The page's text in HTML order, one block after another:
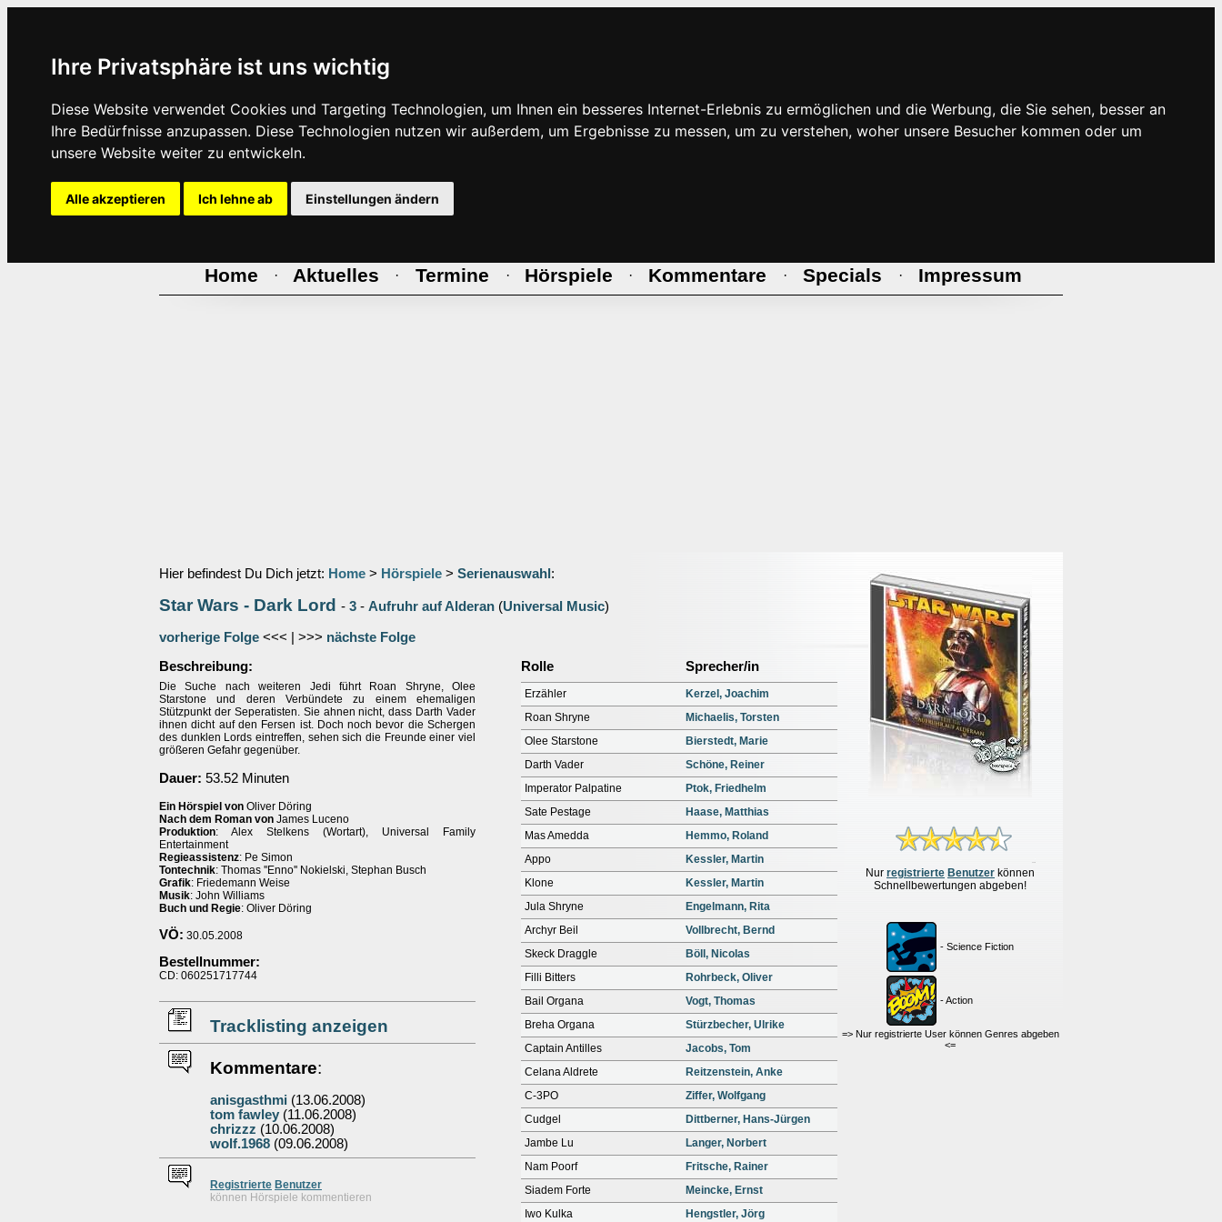
Ihre Privatsphäre ist uns wichtig
Diese Website verwendet Cookies und Targeting Technologien, um Ihnen ein besseres Internet-Erlebnis zu ermöglichen und die Werbung, die Sie sehen, besser an
Ihre Bedürfnisse anzupassen. Diese Technologien nutzen wir außerdem, um Ergebnisse zu messen, um zu verstehen, woher unsere Besucher kommen oder um
unsere Website weiter zu entwickeln.
Alle akzeptieren Ich lehne ab Einstellungen ändern
Home · Aktuelles · Termine · Hörspiele · Kommentare · Specials · Impressum
Hier befindest Du Dich jetzt: Home > Hörspiele > Serienauswahl :
Star Wars - Dark Lord - 3 - Aufruhr auf Alderan (Universal Music)
vorherige Folge <<< | >>> nächste Folge
Nur registrierte Benutzer können
Schnellbewertungen abgeben!
- Science Fiction
- Action
=> Nur registrierte User können Genres abgeben
<=
Beschreibung:
Die Suche nach weiteren Jedi führt Roan Shryne, Olee
Starstone und deren Verbündete zu einem ehemaligen
Stützpunkt der Seperatisten. Sie ahnen nicht, dass Darth Vader
ihnen dicht auf den Fersen ist. Doch noch bevor die Schergen
des dunklen Lords eintreffen, sehen sich die Freunde einer viel
größeren Gefahr gegenüber.
Dauer: 53.52 Minuten
Ein Hörspiel von Oliver Döring
Nach dem Roman von James Luceno
Produktion: Alex Stelkens (Wortart), Universal Family
Entertainment
Regieassistenz: Pe Simon
Tontechnik: Thomas ''Enno'' Nokielski, Stephan Busch
Grafik: Friedemann Weise
Musik: John Williams
Buch und Regie: Oliver Döring
VÖ: 30.05.2008
Bestellnummer:
CD: 060251717744
Tracklisting anzeigen
Kommentare:
anisgasthmi (13.06.2008)
tom fawley (11.06.2008)
chrizzz (10.06.2008)
wolf.1968 (09.06.2008)
Registrierte Benutzer
können Hörspiele kommentieren
Rolle Sprecher/in
Erzähler
Kerzel, Joachim
Roan Shryne
Michaelis, Torsten
Olee Starstone
Bierstedt, Marie
Darth Vader
Schöne, Reiner
Imperator Palpatine
Ptok, Friedhelm
Sate Pestage
Haase, Matthias
Mas Amedda
Hemmo, Roland
Appo
Kessler, Martin
Klone
Kessler, Martin
Jula Shryne
Engelmann, Rita
Archyr Beil
Vollbrecht, Bernd
Skeck Draggle
Böll, Nicolas
Filli Bitters
Rohrbeck, Oliver
Bail Organa
Vogt, Thomas
Breha Organa
Stürzbecher, Ulrike
Captain Antilles
Jacobs, Tom
Celana Aldrete
Reitzenstein, Anke
C-3PO
Ziffer, Wolfgang
Cudgel
Dittberner, Hans-Jürgen
Jambe Lu
Langer, Norbert
Nam Poorf
Fritsche, Rainer
Siadem Forte
Meincke, Ernst
Iwo Kulka
Hengstler, Jörg